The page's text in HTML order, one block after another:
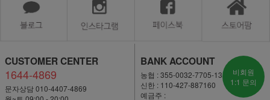
CUSTOMER CENTER
1644-4869
문자상담 010-4407-4869
BANK ACCOUNT
농협 : 355-0032-7705-13
신한 : 110-427-887160
예금주 :
비회원
1:1 문의